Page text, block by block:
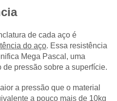
de cada aço é
do aço. Essa resistência
Mega Pascal, uma
pressão sobre a superfície.
a pressão que o material
a pouco mais de 10kg